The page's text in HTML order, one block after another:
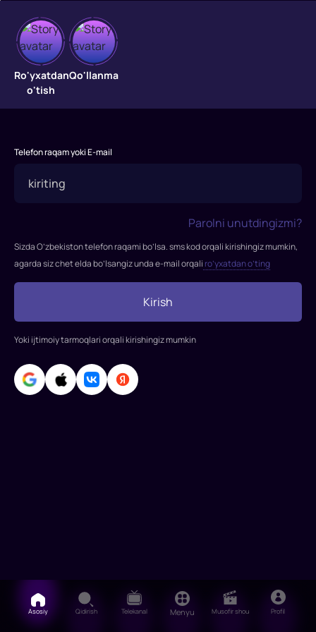
Qandahor
Eronda
qo'poruvchilik
so'ng,
razvedka
Tom
Xarris
Afg'onistondagi
Ro'yxatdan
o'tish
Qo'llanma
Telefon raqam yoki E-mail
Parolni unutdingizmi?
Sizda O’zbekiston telefon raqami bo’lsa. sms kod orqali kirishingiz mumkin,
agarda siz chet elda bo’lsangiz unda e-mail orqali ro’yxatdan o’ting
Kirish
Yoki ijtimoiy tarmoqlari orqali kirishingiz mumkin
Asosiy Qidirish Telekanal Menyu Musofir shou Profil